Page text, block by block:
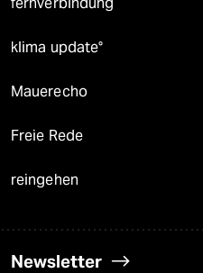
klima update°
Mauerecho
Freie Rede
reingehen
Newsletter